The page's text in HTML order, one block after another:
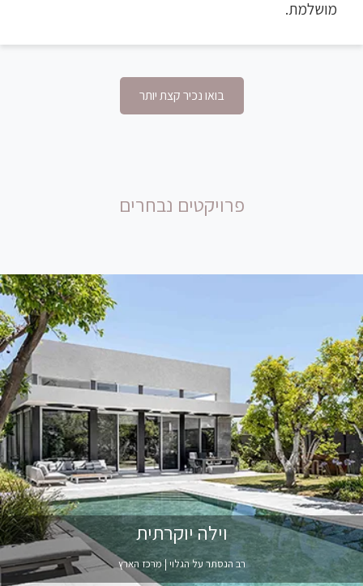
מושלמת.
בואו נכיר קצת יותר
פרויקטים נבחרים
וילה יוקרתית
רב הנסתר על הגלוי | מרכז הארץ